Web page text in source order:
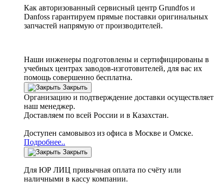
Как авторизованный сервисный центр Grundfos и
Danfoss гарантируем прямые поставки оригинальных
запчастей напрямую от производителей.
Наши инженеры подготовлены и сертифицированы в
учебных центрах заводов-изготовителей, для вас их
помощь совершенно бесплатна.
Закрыть
Организацию и подтверждение доставки осуществляет
наш менеджер.
Доставляем по всей России и в Казахстан.
Доступен самовывоз из офиса в Москве и Омске.
Подробнее..
Закрыть
Для ЮР ЛИЦ привычная оплата по счёту или
наличными в кассу компании.